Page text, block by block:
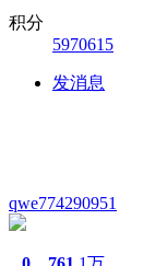
积分
5970615
发消息
qwe774290951